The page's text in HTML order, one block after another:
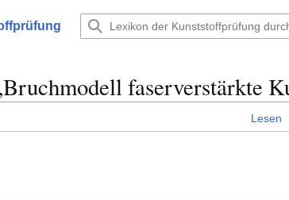
faserverstärkte
Lesen